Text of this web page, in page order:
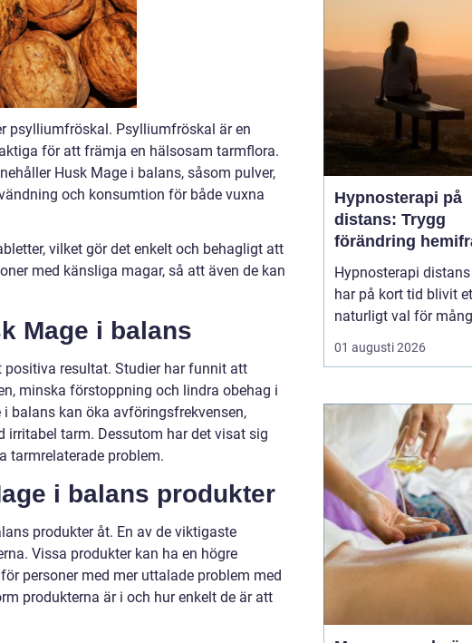
psylliumfröskal. Psylliumfröskal är en
för att främja en hälsosam tarmflora.
Husk Mage i balans, såsom pulver,
och konsumtion för både vuxna
vilket gör det enkelt och behagligt att
med känsliga magar, så att även de kan
Mage i balans
resultat. Studier har funnit att
minska förstoppning och lindra obehag i
balans kan öka avföringsfrekvensen,
tarm. Dessutom har det visat sig
tarmrelaterade problem.
i balans produkter
produkter åt. En av de viktigaste
Vissa produkter kan ha en högre
personer med mer uttalade problem med
produkterna är i och hur enkelt de är att
kan personen få
Hypnosterapi på
distans: Trygg
förändring
Hypnosterapi distans
har på kort tid blivit
naturligt val för
som vill arbeta med
personlig utveckling
fysisk mottagning.
Genom säkra
videosamtal kan
och terapeut mötas
oavsett var i l...
01 augusti 2026